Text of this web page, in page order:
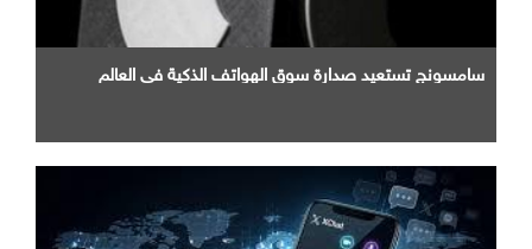
سامسونج تستعيد صدارة سوق الهواتف الذكية في العالم